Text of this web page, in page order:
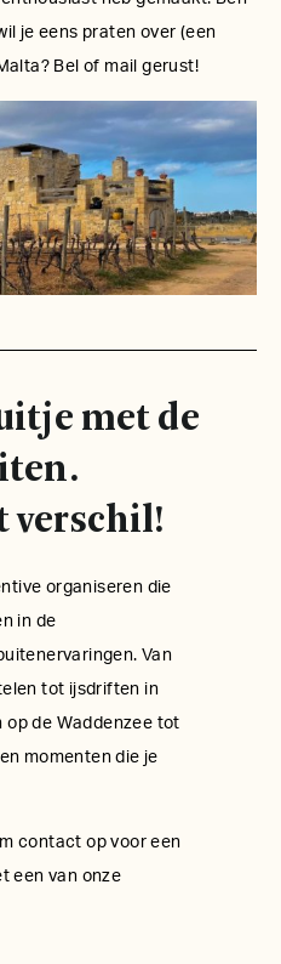
je eens praten over (een
Bel of mail gerust!
met de
verschil!
organiseren die
in de
Van
tot ijsdriften in
op de Waddenzee tot
momenten die je
contact op voor een
een van onze